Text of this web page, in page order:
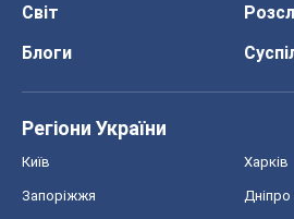
Світ
Блоги
Регіони України
Київ Харків
Запоріжжя Дніпро